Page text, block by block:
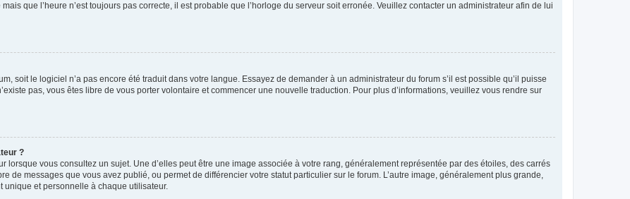
que l’heure n’est toujours pas correcte, il est probable que l’horloge du serveur soit erronée. Veuillez contacter un administrateur afin de lui
soit le logiciel n’a pas encore été traduit dans votre langue. Essayez de demander à un administrateur du forum s’il est possible qu’il puisse
pas, vous êtes libre de vous porter volontaire et commencer une nouvelle traduction. Pour plus d’informations, veuillez vous rendre sur
?
lorsque vous consultez un sujet. Une d’elles peut être une image associée à votre rang, généralement représentée par des étoiles, des carrés
de messages que vous avez publié, ou permet de différencier votre statut particulier sur le forum. L’autre image, généralement plus grande,
unique et personnelle à chaque utilisateur.